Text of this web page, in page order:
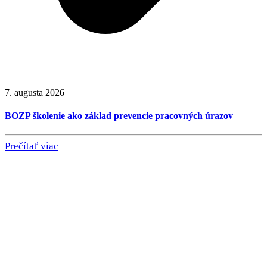
7. augusta 2026
BOZP školenie ako základ prevencie pracovných úrazov
Prečítať viac